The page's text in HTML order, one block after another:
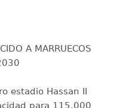
A MARRUECOS
estadio Hassan II
para 115.000